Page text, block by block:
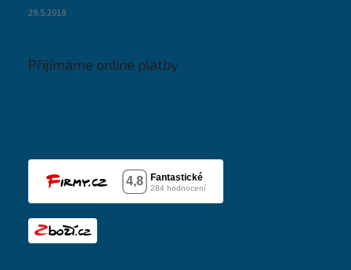
29.5.2018
Přijímáme online platby